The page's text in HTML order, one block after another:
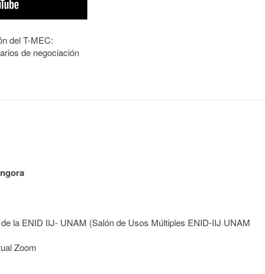
del T-MEC:
de negociación
la ENID IIJ- UNAM (Salón de Usos Múltiples ENID-IIJ UNAM
Zoom